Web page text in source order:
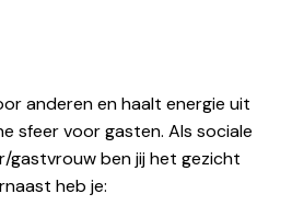
anderen en haalt energie uit
sfeer voor gasten. Als sociale
gastvrouw ben jij het gezicht
heb je: